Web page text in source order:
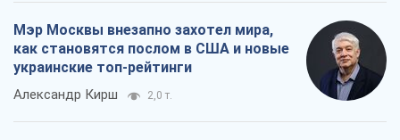
Мэр Москвы внезапно захотел мира,
как становятся послом в США и новые
украинские топ-рейтинги
Александр Кирш 2,0 т.